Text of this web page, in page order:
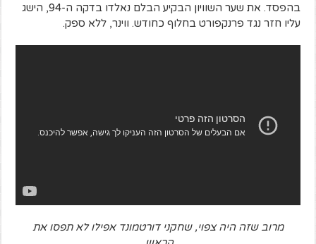
בהפסד. את שער השוויון הבקיע הבלם נאלדו בדקה ה-94, הישג
עליו חזר נגד פרנקפורט בחלוף כחודש. ווינר, ללא ספק.
מרוב שזה היה צפוי, שחקני דורטמונד אפילו לא תפסו את